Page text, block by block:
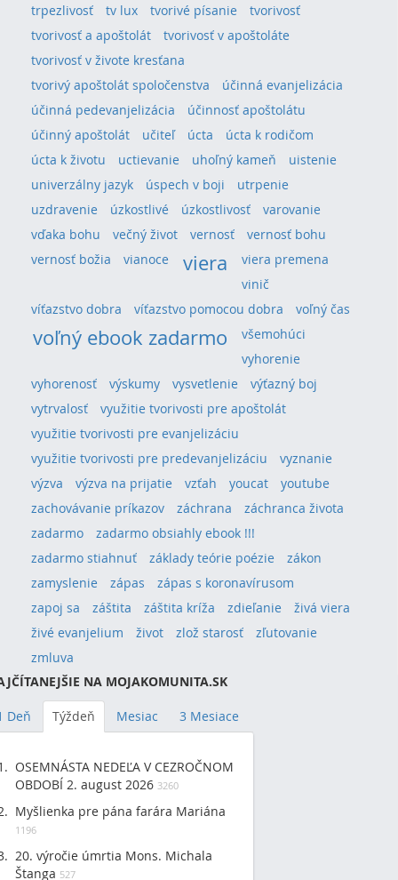
trpezlivosť
tv lux tvorivé písanie
tvorivosť
tvorivosť a apoštolát
tvorivosť v apoštoláte
tvorivosť v živote kresťana
tvorivý apoštolát spoločenstva
účinná evanjelizácia
účinná pedevanjelizácia
účinnosť apoštolátu
účinný apoštolát
učiteľ úcta
úcta k rodičom
úcta k životu
uctievanie uhoľný kameň
uistenie
univerzálny jazyk
úspech v boji
utrpenie
uzdravenie
úzkostlivé úzkostlivosť
varovanie
vďaka bohu
večný život vernosť
vernosť bohu
vernosť božia
vianoce viera
viera premena
vinič
víťazstvo dobra
víťazstvo pomocou dobra voľný čas
voľný ebook zadarmo
všemohúci
vyhorenie
vyhorenosť
výskumy vysvetlenie
výťazný boj
vytrvalosť
využitie tvorivosti pre apoštolát
využitie tvorivosti pre evanjelizáciu
využitie tvorivosti pre predevanjelizáciu
vyznanie
výzva
výzva na prijatie vzťah youcat
youtube
zachovávanie príkazov
záchrana
záchranca života
zadarmo
zadarmo obsiahly ebook !!!
zadarmo stiahnuť
základy teórie poézie
zákon
zamyslenie
zápas
zápas s koronavírusom
zapoj sa
záštita záštita kríža zdieľanie
živá viera
živé evanjelium
život zlož starosť
zľutovanie
zmluva
NA MOJAKOMUNITA.SK
Deň Týždeň Mesiac 3 Mesiace
OSEMNÁSTA NEDEĽA V CEZROČNOM
OBDOBÍ 2. august 2026 3260
Myšlienka pre pána farára Mariána
1196
20. výročie úmrtia Mons. Michala
Štanga 527